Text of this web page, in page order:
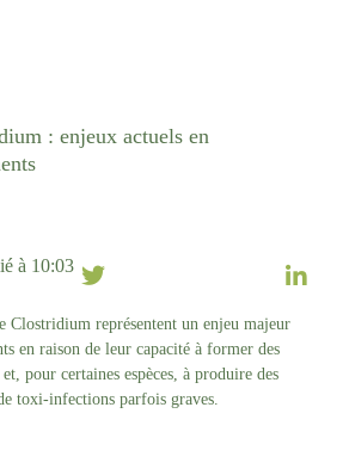
: enjeux actuels en
à 10:03
Clostridium représentent un enjeu majeur
en raison de leur capacité à former des
pour certaines espèces, à produire des
toxi-infections parfois graves.